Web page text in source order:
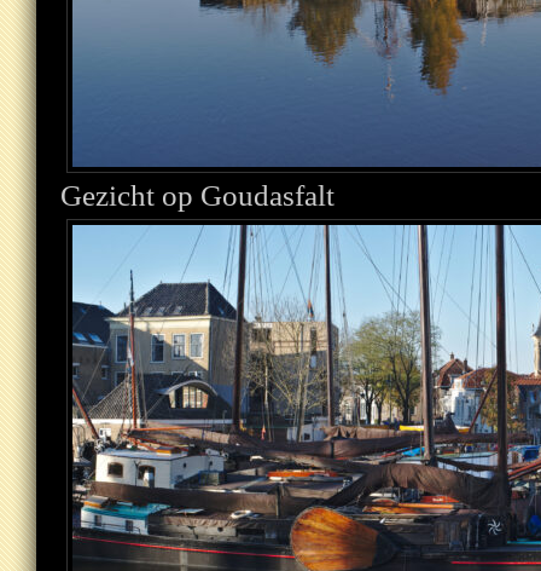
Gezicht op Goudasfalt